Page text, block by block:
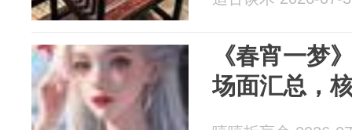
《春宵一梦
场面汇总，